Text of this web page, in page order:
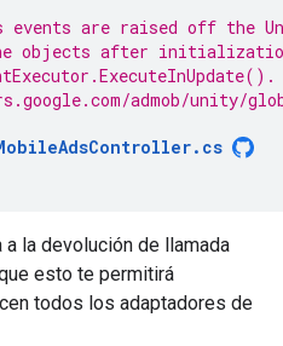
events are raised off the
objects after
admob/unity/
. cs
la devolución de llamada
esto te permitirá
todos los adaptadores de